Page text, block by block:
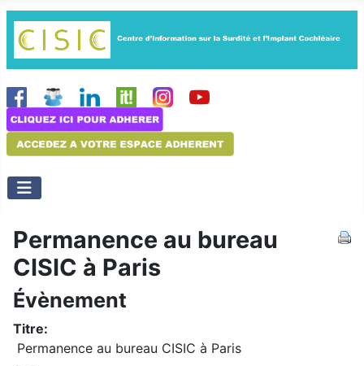
Permanence au bureau
CISIC à Paris
Évènement
Titre:
Permanence au bureau CISIC à Paris